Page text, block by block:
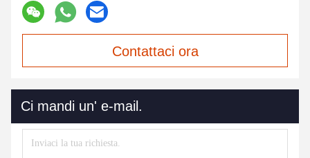
Contattaci ora
Ci mandi un' e-mail.